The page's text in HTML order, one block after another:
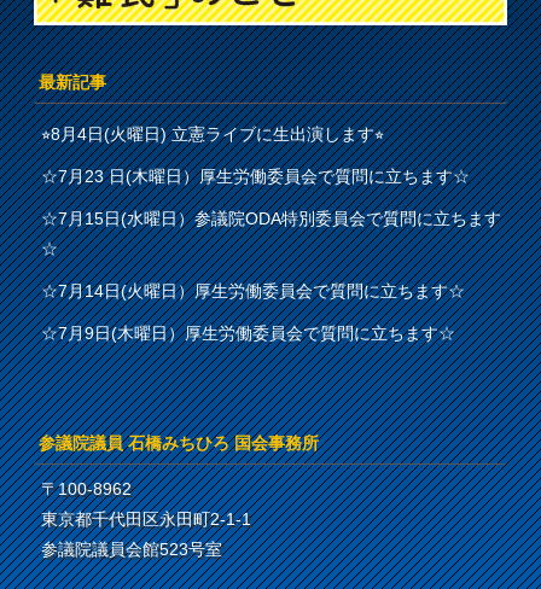
最新記事
⭐︎8月4日(火曜日) 立憲ライブに生出演します⭐︎
☆7月23 日(木曜日）厚生労働委員会で質問に立ちます☆
☆7月15日(水曜日）参議院ODA特別委員会で質問に立ちます
☆
☆7月14日(火曜日）厚生労働委員会で質問に立ちます☆
☆7月9日(木曜日）厚生労働委員会で質問に立ちます☆
参議院議員 石橋みちひろ 国会事務所
〒100-8962
東京都千代田区永田町2-1-1
参議院議員会館523号室